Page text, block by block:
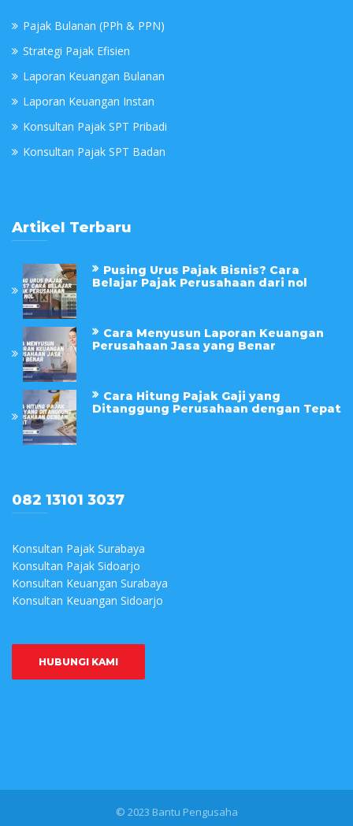
Pajak Bulanan (PPh & PPN)
Strategi Pajak Efisien
Laporan Keuangan Bulanan
Laporan Keuangan Instan
Konsultan Pajak SPT Pribadi
Konsultan Pajak SPT Badan
Artikel Terbaru
Pusing Urus Pajak Bisnis? Cara
Belajar Pajak Perusahaan dari nol
Cara Menyusun Laporan Keuangan
Perusahaan Jasa yang Benar
Cara Hitung Pajak Gaji yang
Ditanggung Perusahaan dengan Tepat
082 13101 3037
Konsultan Pajak Surabaya
Konsultan Pajak Sidoarjo
Konsultan Keuangan Surabaya
Konsultan Keuangan Sidoarjo
HUBUNGI KAMI
© 2023 Bantu Pengusaha